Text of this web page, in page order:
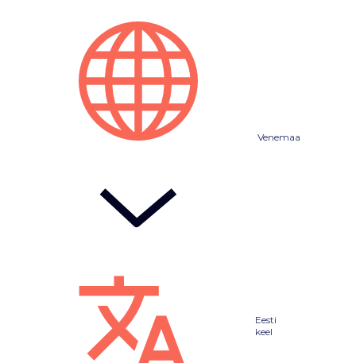
Venemaa
Eesti
keel